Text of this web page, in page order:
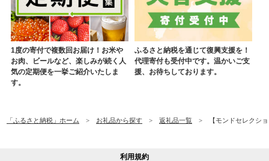
1度の寄付で複数回お届け！お米や
お肉、ビールなど、楽しみが続く人
気の定期便を一挙ご紹介いたしま
す。
ふるさと納税を通じて復興支援を！
代理寄付も受付中です。温かいご支
援、お待ちしております。
「ふるさと納税」ホーム お礼品から探す 返礼品一覧 【モンドセレクシ
利用規約